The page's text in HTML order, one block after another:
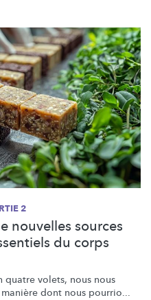
2
nouvelles sources
du corps
quatre volets, nous nous
dont nous pourrio...